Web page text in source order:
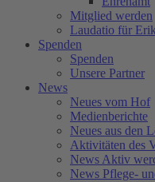
Mitglied werden
Laudatio für
Spenden
Spenden
Unsere Partner
News
Neues vom Hof
Medienberichte
Neues aus den
Aktivitäten des
News Aktiv
News Pflege-